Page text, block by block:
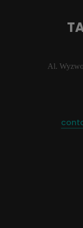
Al.